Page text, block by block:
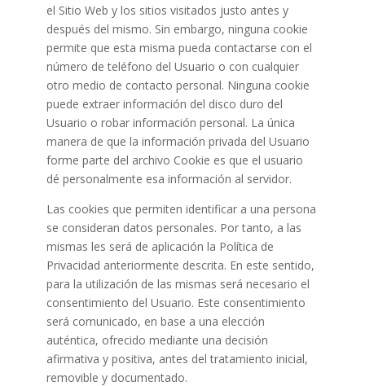
el Sitio Web y los sitios visitados justo antes y
después del mismo. Sin embargo, ninguna cookie
permite que esta misma pueda contactarse con el
número de teléfono del Usuario o con cualquier
otro medio de contacto personal. Ninguna cookie
puede extraer información del disco duro del
Usuario o robar información personal. La única
manera de que la información privada del Usuario
forme parte del archivo Cookie es que el usuario
dé personalmente esa información al servidor.
Las cookies que permiten identificar a una persona
se consideran datos personales. Por tanto, a las
mismas les será de aplicación la Política de
Privacidad anteriormente descrita. En este sentido,
para la utilización de las mismas será necesario el
consentimiento del Usuario. Este consentimiento
será comunicado, en base a una elección
auténtica, ofrecido mediante una decisión
afirmativa y positiva, antes del tratamiento inicial,
removible y documentado.